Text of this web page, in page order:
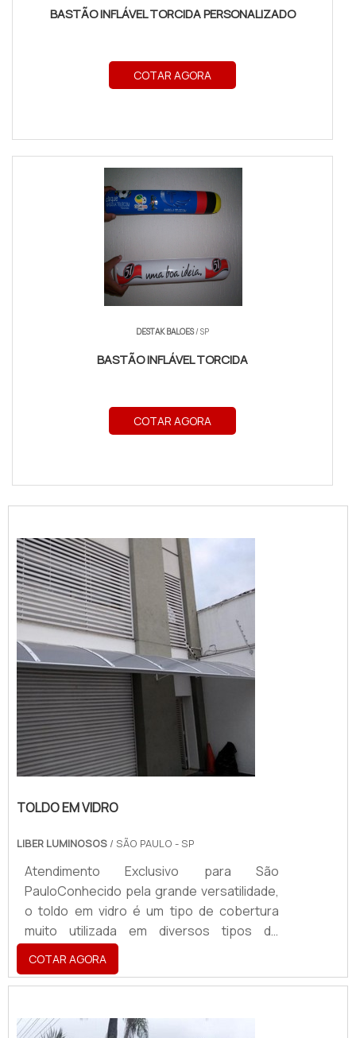
BASTÃO INFLÁVEL TORCIDA PERSONALIZADO
COTAR AGORA
DESTAK BALOES/ SP
BASTÃO INFLÁVEL TORCIDA
COTAR AGORA
TOLDO EM VIDRO
LIBER LUMINOSOS / SÃO PAULO - SP
Atendimento Exclusivo para São
PauloConhecido pela grande versatilidade,
o toldo em vidro é um tipo de cobertura
muito utilizada em diversos tipos de
estabelecimentos e pode proteger
pessoas e objetos contra a ação da chuva,
do sol e de outros tipos de intempéries
estão abrigados sob o mesmo. O
COTAR AGORA